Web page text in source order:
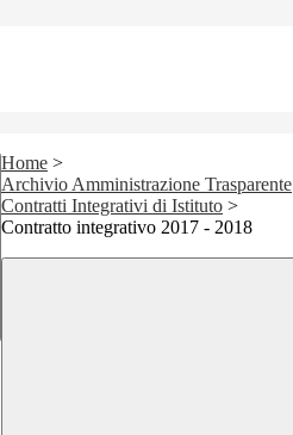
Home >
Archivio Amministrazione Trasparente
Contratti Integrativi di Istituto >
Contratto integrativo 2017 - 2018